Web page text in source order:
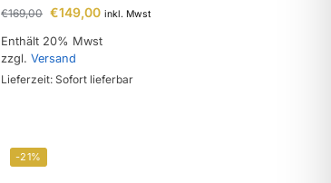
€169,00 €149,00 inkl. Mwst
Enthält 20% Mwst
zzgl.Versand
Lieferzeit: Sofort lieferbar
-21%